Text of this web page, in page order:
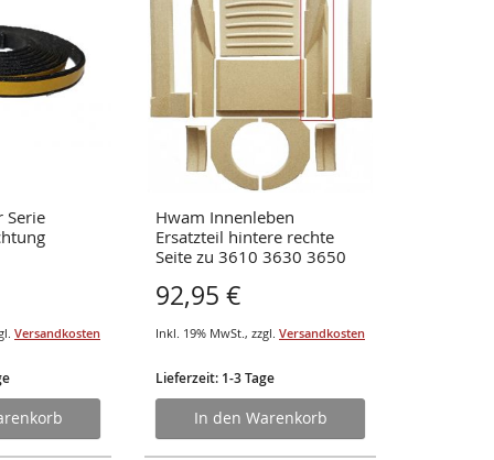
Serie
Versandkosten
Hwam Innenleben
Ersatzteil hintere rechte
Seite zu 3610 3630 3650
92,95 €
Inkl. 19% MwSt. , zzgl. Versandkosten
Lieferzeit: 1-3 Tage
In den Warenkorb